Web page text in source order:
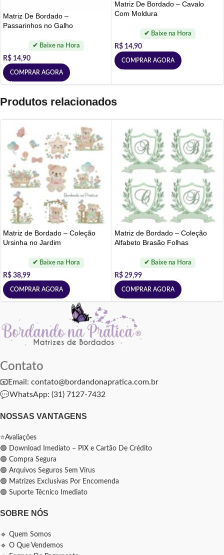
Matriz De Bordado –
Passarinhos no Galho
R$ 14,90
COMPRAR AGORA
Matriz De Bordado – Cavalo
Com Moldura
R$ 14,90
COMPRAR AGORA
Produtos relacionados
Matriz de Bordado – Coleção
Ursinha no Jardim
R$ 38,99
COMPRAR AGORA
Matriz de Bordado – Coleção
Alfabeto Brasão Folhas
R$ 29,99
COMPRAR AGORA
Contato
📧Email: contato@bordandonapratica.com.br
💬WhatsApp: (31) 7127-7432
NOSSAS VANTAGENS
⭐Avaliações
🟢 Download Imediato – PIX e Cartão De Crédito
🟢 Compra Segura
🟢 Arquivos Seguros Sem Vírus
🟢 Matrizes Exclusivas Por Encomenda
🟢 Suporte Técnico Imediato
SOBRE NÓS
🔹 Quem Somos
🔹 O Que Vendemos